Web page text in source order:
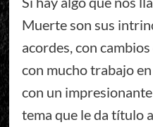
Muerte son sus
acordes, con
con mucho trabajo
con un
tema que le da título